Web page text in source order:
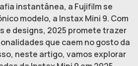
instantânea, a Fujifilm se
modelo, a Instax Mini 9. Com
e designs, 2025 promete trazer
que caem no gosto da
neste artigo, vamos explorar